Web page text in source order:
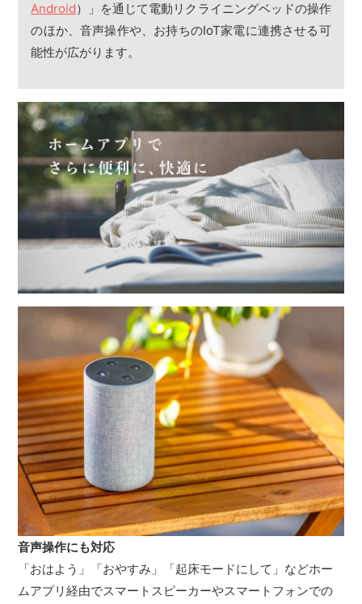
Android）」を通じて電動リクライニングベッドの操作
のほか、音声操作や、お持ちのIoT家電に連携させる可
能性が広がります。
音声操作にも対応
「おはよう」「おやすみ」「起床モードにして」などホー
ムアプリ経由でスマートスピーカーやスマートフォンでの